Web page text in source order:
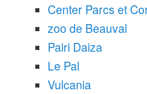
Center Parcs et
zoo de Beauval
Pairi Daiza
Le Pal
Vulcania